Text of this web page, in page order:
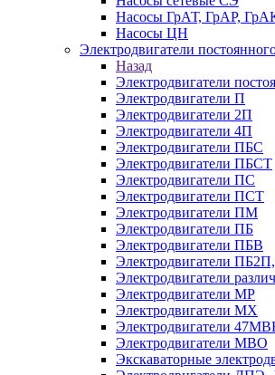
Насосы ГрАТ, ГрАР,
Насосы ЦН
Электродвигатели
Назад
Электродвигатели
Электродвигатели П
Электродвигатели 2П
Электродвигатели 4П
Электродвигатели ПБС
Электродвигатели ПБСТ
Электродвигатели ПС
Электродвигатели ПСТ
Электродвигатели ПМ
Электродвигатели ПБ
Электродвигатели ПБВ
Электродвигатели
Электродвигатели
Электродвигатели МР
Электродвигатели MX
Электродвигатели
Электродвигатели MBO
Экскаваторные